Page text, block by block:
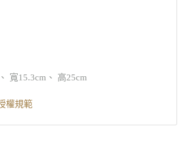
寬15.3cm、 高25cm
權規範